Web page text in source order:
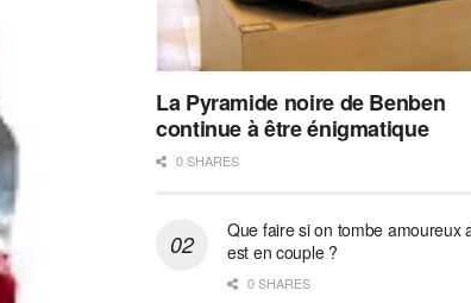
La Pyramide noire de Benben
continue à être énigmatique
0 SHARES
Que faire si on tombe amoureux
est en couple ?
0 SHARES